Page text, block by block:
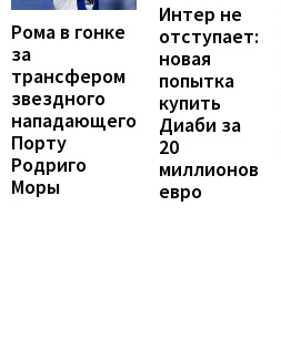
Рома в гонке
за
трансфером
звездного
нападающего
Порту
Родриго
Моры
Интер не
отступает:
новая
попытка
купить
Диаби за
20
миллионов
евро